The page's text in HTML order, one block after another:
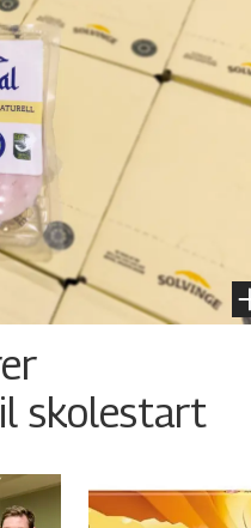
skolestart